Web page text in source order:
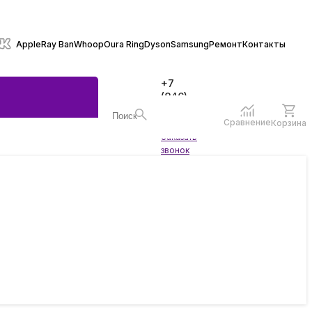
AppleRay BanWhoopOura RingDysonSamsungРемонтКонтакты
+7
(846)
Заказать
звонок
СравнениеКорзина